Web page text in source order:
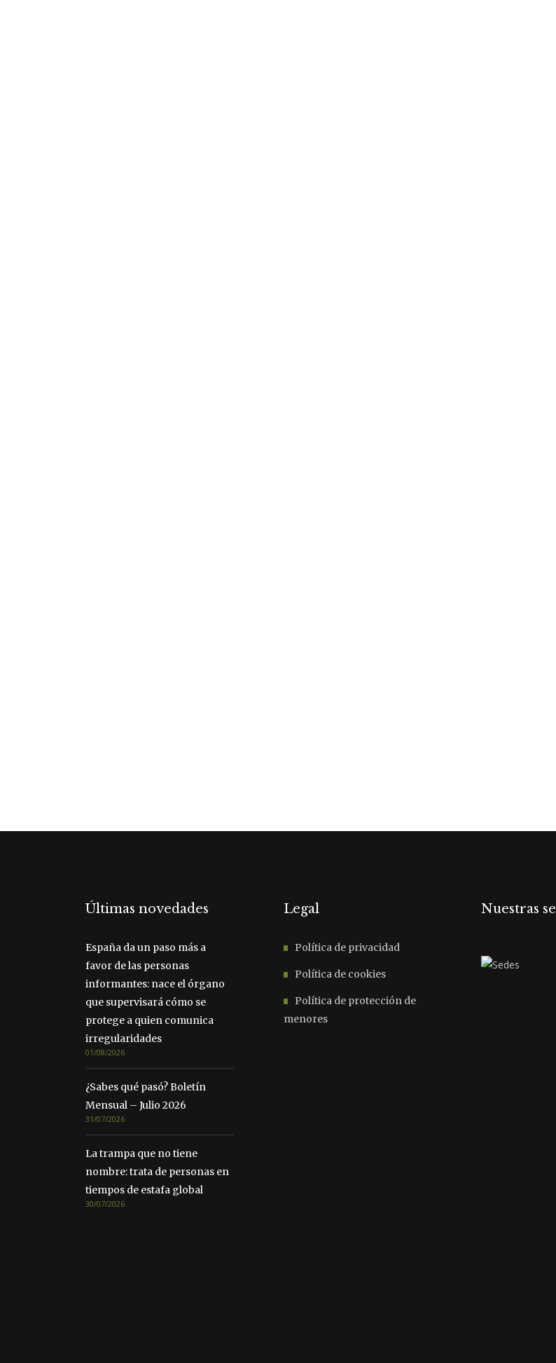
Últimas novedades
España da un paso más a
favor de las personas
informantes: nace el órgano
que supervisará cómo se
protege a quien comunica
irregularidades
01/08/2026
¿Sabes qué pasó? Boletín
Mensual – Julio 2026
31/07/2026
La trampa que no tiene
nombre: trata de personas en
tiempos de estafa global
30/07/2026
Legal
Política de privacidad
Política de cookies
Política de protección de
menores
Nuestras